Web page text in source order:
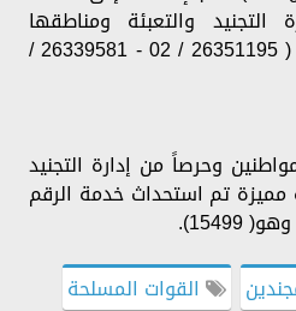
التجنيد والتعبئة ومناطقها
التابعة على الأرقام الآتية ( 26351195 / 02 - 26339581 /
وحرصاً من إدارة التجنيد
تم استحداث خدمة الرقم
القوات المسلحة